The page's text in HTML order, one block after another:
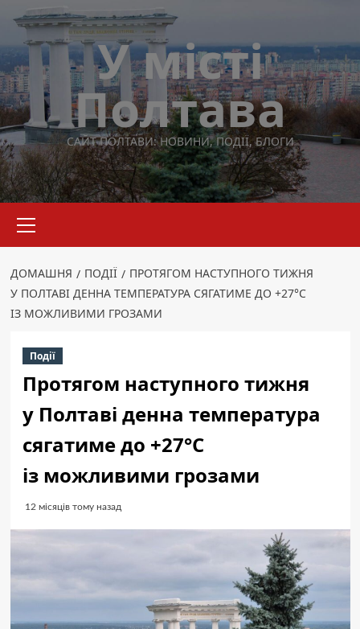
Перейти
вмісту
У місті
Полтава
САЙТ ПОЛТАВИ: НОВИНИ, ПОДІЇ, БЛОГИ
меню
ДОМАШНЯ ПОДІЇ
ПРОТЯГОМ НАСТУПНОГО ТИЖНЯ
У ПОЛТАВІ ДЕННА ТЕМПЕРАТУРА СЯГАТИМЕ ДО +27°C
ІЗ МОЖЛИВИМИ ГРОЗАМИ
Події
Протягом наступного тижня
у Полтаві денна температура
сягатиме до +27°C
із можливими грозами
12 місяців тому назад